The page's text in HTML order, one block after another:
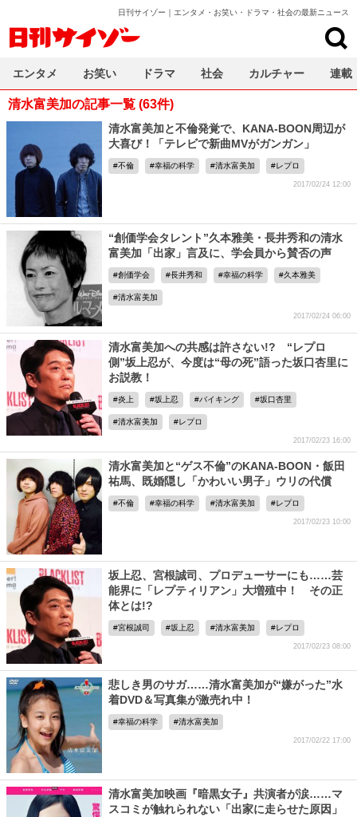
日刊サイゾー｜エンタメ・お笑い・ドラマ・社会の最新ニュース
清水富美加の記事一覧 (63件)
清水富美加と不倫発覚で、KANA-BOON周辺が
大喜び！「テレビで新曲MVがガンガン」
不倫 幸福の科学 清水富美加 レプロ
2017/02/24 12:00
“創価学会タレント”久本雅美・長井秀和の清水
富美加「出家」言及に、学会員から賛否の声
創価学会 長井秀和 幸福の科学 久本雅美
清水富美加
2017/02/24 06:00
清水富美加への共感は許さない!? “レプロ
側”坂上忍が、今度は“母の死”語った坂口杏里に
お説教！
炎上 坂上忍 バイキング 坂口杏里
清水富美加 レプロ
2017/02/23 16:00
清水富美加と“ゲス不倫”のKANA-BOON・飯田
祐馬、既婚隠し「かわいい男子」ウリの代償
不倫 幸福の科学 清水富美加 レプロ
2017/02/23 10:00
坂上忍、宮根誠司、プロデューサーにも……芸
能界に「レプティリアン」大増殖中！ その正
体とは!?
宮根誠司 坂上忍 清水富美加 レプロ
2017/02/23 08:00
悲しき男のサガ……清水富美加が“嫌がった”水
着DVD＆写真集が激売れ中！
幸福の科学 清水富美加
2017/02/22 17:00
清水富美加映画『暗黒女子』共演者が涙……マ
スコミが触れられない「出家に走らせた原因」
エンタメ お笑い ドラマ 社会 カルチャー 連載